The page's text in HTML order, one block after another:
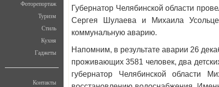
Фоторепортаж
Туризм
Стиль
Кухня
Гаджеты
Контакты
Губернатор Челябинской области
Сергея Шулаева и Михаила
коммунальную аварию.
Напомним, в результате аварии 26
проживающих 3581 человек, два
губернатор Челябинской области